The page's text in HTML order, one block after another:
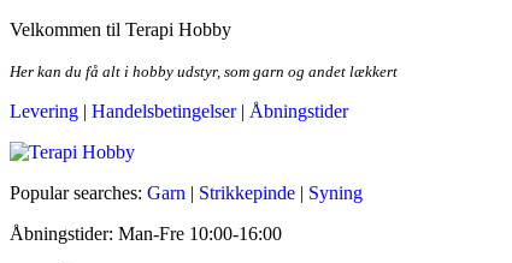
Skip
the
Velkommen til Terapi Hobby
Her kan du få alt i hobby udstyr, som garn og andet lækkert
Levering | Handelsbetingelser| Åbningstider
Terapi Hobby
Popular searches: Garn | Strikkepinde | Syning
Åbningstider: Man-Fre 10:00-16:00